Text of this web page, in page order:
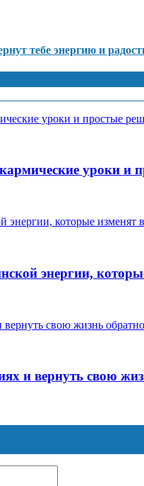
тебе энергию и
уроки и
энергии,
и вернуть свою